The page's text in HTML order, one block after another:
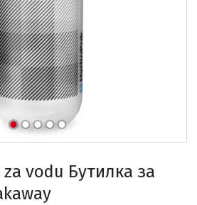
za vodu Бутилка за